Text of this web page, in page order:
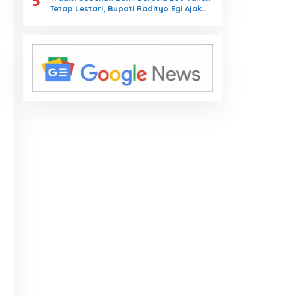
Tetap Lestari, Bupati Radityo Egi Ajak